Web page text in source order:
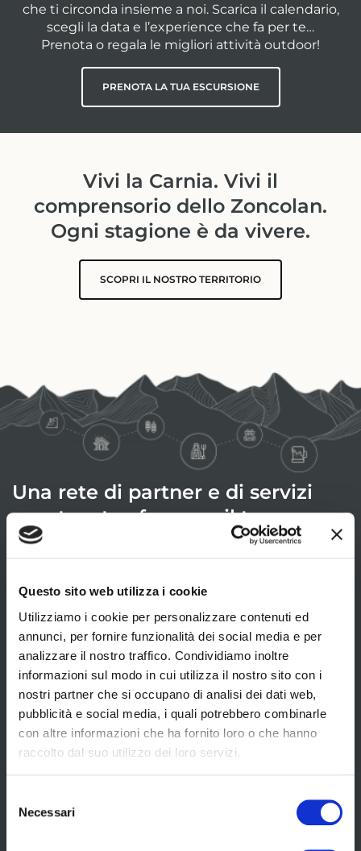
Questo sito web utilizza i cookie
Utilizziamo i cookie per personalizzare contenuti ed
annunci, per fornire funzionalità dei social media e per
analizzare il nostro traffico. Condividiamo inoltre
informazioni sul modo in cui utilizza il nostro sito con i
nostri partner che si occupano di analisi dei dati web,
pubblicità e social media, i quali potrebbero combinarle
con altre informazioni che ha fornito loro o che hanno
raccolto dal suo utilizzo dei loro servizi.
delNecessari
che ti circonda insieme a noi. Scarica il calendario,
scegli la data e l’experience che fa per te…
Prenota o regala le migliori attività outdoor!
PRENOTA LA TUA ESCURSIONE
Vivi la Carnia. Vivi il
comprensorio dello Zoncolan.
Ogni stagione è da vivere.
SCOPRI IL NOSTRO TERRITORIO
Una rete di partner e di servizi
pronta a trasformare il tuo
soggiorno in un’esperienza unica.
Dall’albergo diffuso, ai ristoranti, alle piccole
abitanti, vi regaleranno un’esperienza unica e
indimenticabile…tu fai parte del nostro piccolo
universo e ti accoglieremo come se fossi “un dal
pais“.
SCOPRI I NOSTRI PARTNER